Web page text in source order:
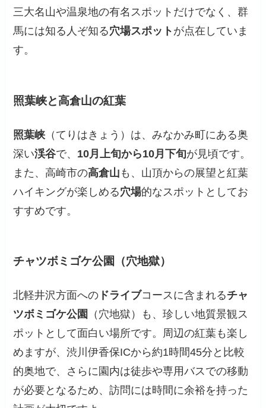
三大名山や温泉地の有名スポットだけでなく、群
馬には知る人ぞ知る穴場スポット が点在していま
す。
照葉峡と高倉山の紅葉
照葉峡 （てりはきょう）は、みなかみ町にある奥
深い渓谷で、 10月上旬から10月下旬が見頃です。
また、高崎市の高倉山 も、山頂からの展望と紅葉
ハイキングが楽しめる穴場的なスポットとしてお
すすめです。
チャツボミゴケ公園（穴地獄）
北軽井沢方面への ドライブコースに含まれるチャ
ツボミゴケ公園
（穴地獄）も、珍しい地質景観ス
ポットとして面白い場所です。周辺の紅葉も楽し
めますが、渋川伊香保ICから約1時間45分と比較
的奥地で、さらに園内は徒歩や専用バスでの移動
が必要となるため、訪問には時間に余裕を持った